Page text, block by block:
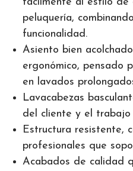
peluquería,
funcionalidad.
Asiento bien
ergonómico, pensado
en lavados
Lavacabezas
del cliente y el trabajo
Estructura resistente,
profesionales que
Acabados de calidad